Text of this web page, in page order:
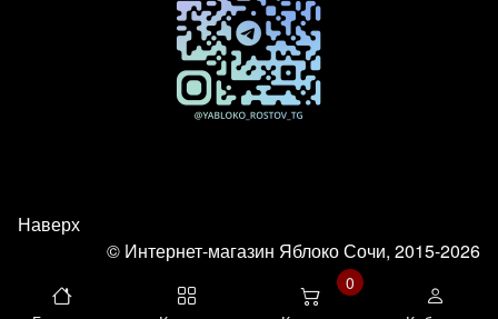
Наверх
© Интернет-магазин Яблоко Сочи, 2015-2026
0